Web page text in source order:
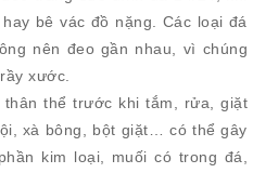
bê vác đồ nặng. Các loại đá
nên đeo gần nhau, vì chúng
xước.
thể trước khi tắm, rửa, giặt
xà bông, bột giặt… có thể gây
kim loại, muối có trong đá,